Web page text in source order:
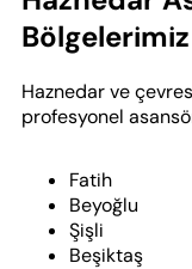
Bölgelerimiz
Haznedar ve
profesyonel
Fatih
Beyoğlu
Şişli
Beşiktaş